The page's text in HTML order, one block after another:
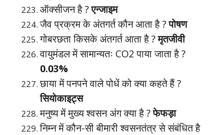
ऑक्सीजन है ?एन्जाइम
जैव प्रक्रम के अंतगर्त कौन आता है ?पोषण
गोबरछता किसके अंतगर्त आता है ?मृतजीवी
वायुमंडल में सामान्यतः CO2 पाया जाता है ?
0.03%
छाया में पनपने वाले पोधें को क्या कहते हैं ?
सियोकाइट्स
मनुष्य में मुख्य श्वसन अंग क्या है ?फेफड़ा
निम्न में कौन-सी बीमारी श्वसनतंत्र से संबंधित है